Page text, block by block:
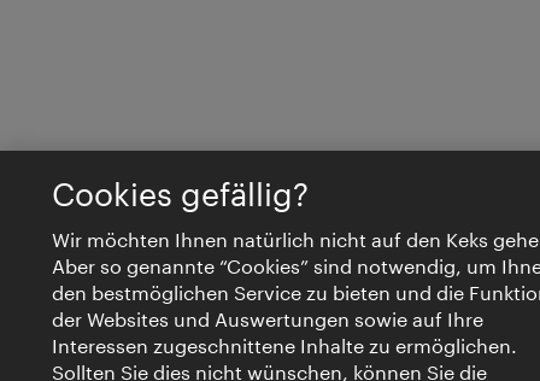
Cookies gefällig?
Wir möchten Ihnen natürlich nicht auf den Keks
Aber so genannte “Cookies” sind notwendig, um
den bestmöglichen Service zu bieten und die
der Websites und Auswertungen sowie auf Ihre
Interessen zugeschnittene Inhalte zu ermöglichen.
Sollten Sie dies nicht wünschen, können Sie die